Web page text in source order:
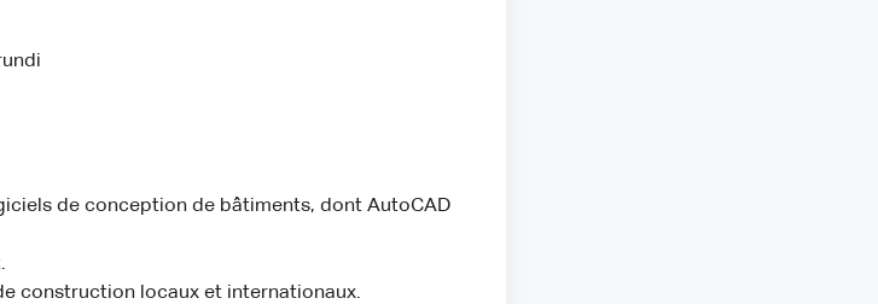
de conception de bâtiments, dont AutoCAD
construction locaux et internationaux.